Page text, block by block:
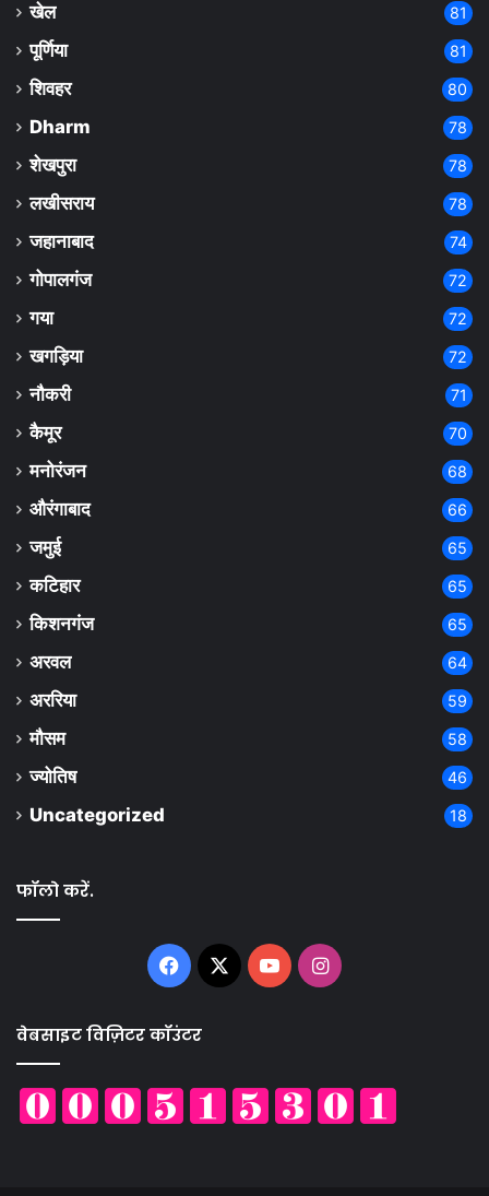
खेल 81
पूर्णिया 81
शिवहर 80
Dharm 78
शेखपुरा 78
लखीसराय 78
जहानाबाद 74
गोपालगंज 72
गया 72
खगड़िया 72
नौकरी 71
कैमूर 70
मनोरंजन 68
औरंगाबाद 66
जमुई 65
कटिहार 65
किशनगंज 65
अरवल 64
अररिया 59
मौसम 58
ज्योतिष 46
Uncategorized 18
फॉलो करें.
Facebook
X YouTubeInstagram
वेबसाइट विज़िटर कॉउंटर